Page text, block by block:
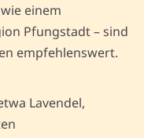
einem
Pfungstadt – sind
empfehlenswert.
Lavendel,